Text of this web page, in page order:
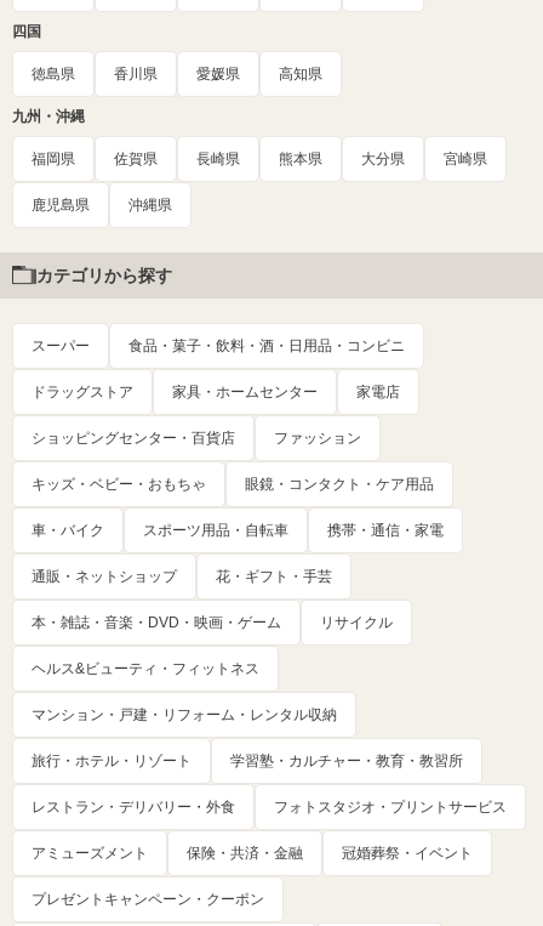
四国
徳島県 香川県 愛媛県 高知県
九州・沖縄
福岡県 佐賀県 長崎県 熊本県 大分県 宮崎県
鹿児島県 沖縄県
カテゴリから探す
スーパー 食品・菓子・飲料・酒・日用品・コンビニ
ドラッグストア 家具・ホームセンター 家電店
ショッピングセンター・百貨店 ファッション
キッズ・ベビー・おもちゃ 眼鏡・コンタクト・ケア用品
車・バイク スポーツ用品・自転車 携帯・通信・家電
通販・ネットショップ 花・ギフト・手芸
本・雑誌・音楽・DVD・映画・ゲーム リサイクル
ヘルス&ビューティ・フィットネス
マンション・戸建・リフォーム・レンタル収納
旅行・ホテル・リゾート 学習塾・カルチャー・教育・教習所
レストラン・デリバリー・外食 フォトスタジオ・プリントサービス
アミューズメント 保険・共済・金融 冠婚葬祭・イベント
プレゼントキャンペーン・クーポン